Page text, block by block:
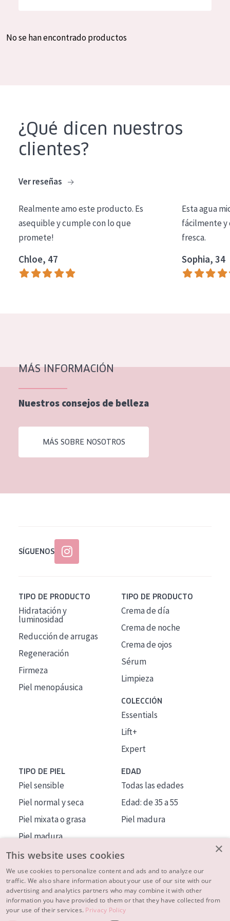
Crema de día
Crema de noche
Limpieza
COLECCIÓN
Essentials
Lift+
Piel normal y seca
Piel mixata o grasa
Piel madura
Piel expuesta al sol
Piel menopáusica
Todas las edades
Spanish
No se han encontrado productos
¿Qué dicen nuestros
clientes?
Ver reseñas
Realmente amo este producto. Es
asequible y cumple con lo que
promete!
Chloe, 47
Esta agua
fácilmente y
fresca.
Sophia, 34
MÁS INFORMACIÓN
Nuestros consejos de belleza
MÁS SOBRE NOSOTROS
SÍGUENOS
TIPO DE PRODUCTO
Hidratación y
luminosidad
Reducción de arrugas
Regeneración
Firmeza
Piel menopáusica
TIPO DE PRODUCTO
Crema de día
Crema de noche
Crema de ojos
Sérum
Limpieza
COLECCIÓN
Essentials
Lift+
Expert
TIPO DE PIEL
Piel sensible
Piel normal y seca
Piel mixata o grasa
Piel madura
Piel expuesta al sol
Piel menopáusica
EDAD
Todas las edades
Edad: de 35 a 55
Piel madura
MÁS SOBRE NOSOTROS
INSPIRACIÓN
×
This website uses cookies
We use cookies to personalize content and ads and to analyze our
traffic. We also share information about your use of our site with our
advertising and analytics partners who may combine it with other
information you have provided to them or that they have collected from
your use of their services. Privacy Policy